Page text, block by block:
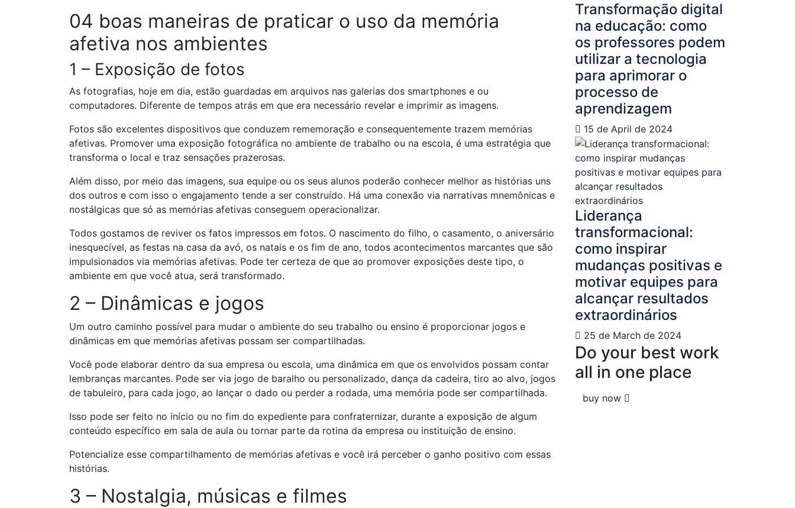
04 boas maneiras de praticar o uso da memória
afetiva nos ambientes
1 – Exposição de fotos
As fotografias, hoje em dia, estão guardadas em arquivos nas galerias dos smartphones e ou
computadores. Diferente de tempos atrás em que era necessário revelar e imprimir as imagens.
Fotos são excelentes dispositivos que conduzem rememoração e consequentemente trazem memórias
afetivas. Promover uma exposição fotográfica no ambiente de trabalho ou na escola, é uma estratégia que
transforma o local e traz sensações prazerosas.
Além disso, por meio das imagens, sua equipe ou os seus alunos poderão conhecer melhor as histórias uns
dos outros e com isso o engajamento tende a ser construído. Há uma conexão via narrativas mnemônicas e
nostálgicas que só as memórias afetivas conseguem operacionalizar.
Todos gostamos de reviver os fatos impressos em fotos. O nascimento do filho, o casamento, o aniversário
inesquecível, as festas na casa da avó, os natais e os fim de ano, todos acontecimentos marcantes que são
impulsionados via memórias afetivas. Pode ter certeza de que ao promover exposições deste tipo, o
ambiente em que você atua, será transformado.
2 – Dinâmicas e jogos
Um outro caminho possível para mudar o ambiente do seu trabalho ou ensino é proporcionar jogos e
dinâmicas em que memórias afetivas possam ser compartilhadas.
Você pode elaborar dentro da sua empresa ou escola, uma dinâmica em que os envolvidos possam contar
lembranças marcantes. Pode ser via jogo de baralho ou personalizado, dança da cadeira, tiro ao alvo, jogos
de tabuleiro, para cada jogo, ao lançar o dado ou perder a rodada, uma memória pode ser compartilhada.
Isso pode ser feito no início ou no fim do expediente para confraternizar, durante a exposição de algum
conteúdo específico em sala de aula ou tornar parte da rotina da empresa ou instituição de ensino.
Potencialize esse compartilhamento de memórias afetivas e você irá perceber o ganho positivo com essas
histórias.
3 – Nostalgia, músicas e filmes
Transformação digital
na educação: como
os professores podem
utilizar a tecnologia
para aprimorar o
processo de
aprendizagem
15 de April de 2024
Liderança
transformacional:
como inspirar
mudanças positivas e
motivar equipes para
alcançar resultados
extraordinários
25 de March de 2024
Do your best work
all in one place
buy now